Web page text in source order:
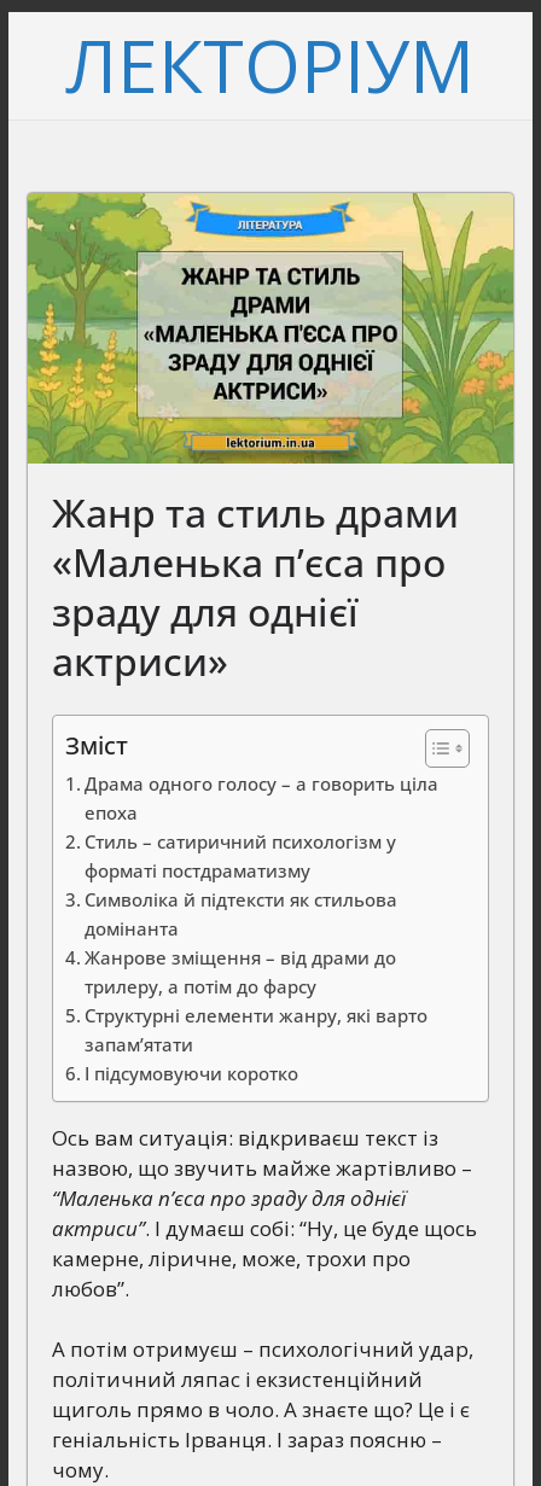
вмістуЛЕКТОРІУМ
Жанр та стиль драми
«Маленька п’єса про
зраду для однієї
актриси»
Зміст
Драма одного голосу – а говорить ціла
епоха
Стиль – сатиричний психологізм у
форматі постдраматизму
Символіка й підтексти як стильова
домінанта
Жанрове зміщення – від драми до
трилеру, а потім до фарсу
Структурні елементи жанру, які варто
запам’ятати
І підсумовуючи коротко
Ось вам ситуація: відкриваєш текст із
назвою, що звучить майже жартівливо –
“Маленька п’єса про зраду для однієї
актриси”. І думаєш собі: “Ну, це буде щось
камерне, ліричне, може, трохи про
любов”.
А потім отримуєш – психологічний удар,
політичний ляпас і екзистенційний
щиголь прямо в чоло. А знаєте що? Це і є
геніальність Ірванця. І зараз поясню –
чому.